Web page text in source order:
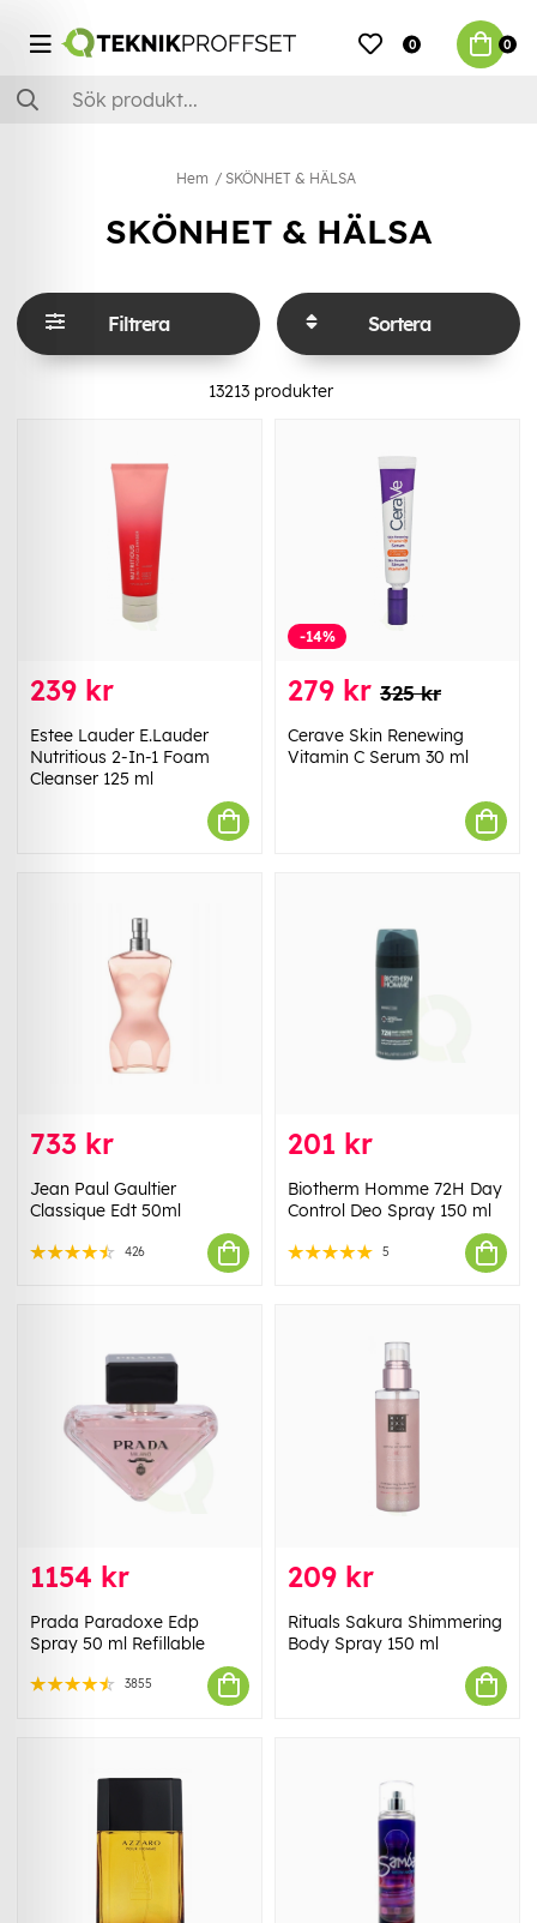
0 0
Hem SKÖNHET & HÄLSA
SKÖNHET & HÄLSA
Filtrera Sortera
13213 produkter
239 kr
Estee Lauder E.Lauder
Nutritious 2-In-1 Foam
Cleanser 125 ml
-14%
279 kr 325 kr
Cerave Skin Renewing
Vitamin C Serum 30 ml
733 kr
Jean Paul Gaultier
Classique Edt 50ml
426
201 kr
Biotherm Homme 72H Day
Control Deo Spray 150 ml
5
1154 kr
Prada Paradoxe Edp
Spray 50 ml Refillable
3855
209 kr
Rituals Sakura Shimmering
Body Spray 150 ml